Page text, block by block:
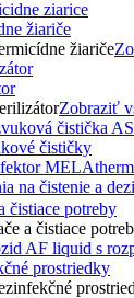
žiariče
žiariče
Zobraziť
čističky
na čistenie a
čistiace potreby
a čistiace
prostriedky